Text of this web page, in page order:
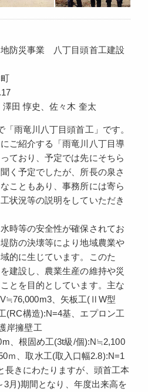
防災事業 八丁目頭首工建設
田 惇史、佐々木 奎太
雨竜川八丁目頭首工」です。
ご紹介する「雨竜川八丁目導
ており、予定では先にそちら
く予定でしたが、所長の泉さ
こともあり、事務所には寄ら
状況等の説明をしていただき
時等の安全性が確保されてお
防の決壊等により地域農業や
的に生じています。このた
建設し、農業生産の維持や災
とを目的としています。主な
、矢板工(ⅡW型
(RC構造):N=4基、エプロン工
岸擁壁工
、根固め工(3t級/個):N≒2,100
ｍ、取水工(取入口幅2.8):N=1
長きにわたりますが、頭首工本
月)期間となり、年度出来高を